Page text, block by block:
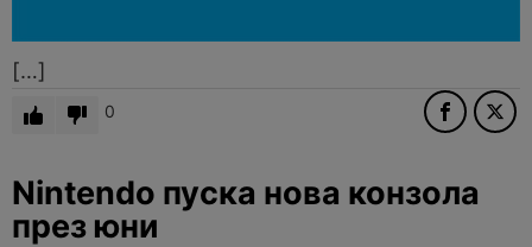
[…]
0
Nintendo пуска нова конзола
през юни